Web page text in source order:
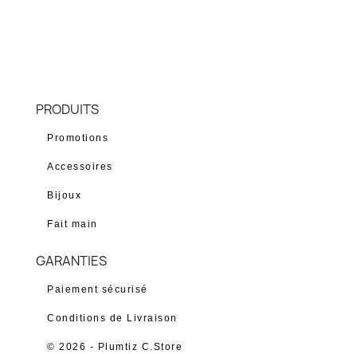
PRODUITS
Promotions
Accessoires
Bijoux
Fait main
GARANTIES
Paiement sécurisé
Conditions de Livraison
© 2026 - Plumtiz C.Store